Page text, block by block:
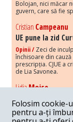
Bolojan, nici măcar
guvern, care să fie
Cristian Campeanu
UE pune la zid
Opinii / Zeci de
închisoare din
prescripția. CJUE a
de Lia Savonea.
LidiaMoise
Costurile
Opinii / Economia
susținerii
Folosim cookie-
pentru a-ți